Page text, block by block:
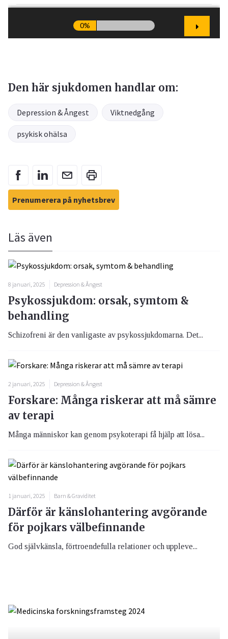
Den här sjukdomen handlar om:
Depression & Ångest Viktnedgång
psykisk ohälsa
Prenumerera på nyhetsbrev
Läs även
8 januari, 2025 Depression & Ångest
Psykossjukdom: orsak, symtom &
behandling
Schizofreni är den vanligaste av psykossjukdomarna. Det...
2 januari, 2025 Depression & Ångest
Forskare: Många riskerar att må sämre
av terapi
Många människor kan genom psykoterapi få hjälp att lösa...
1 januari, 2025 Barn & Graviditet
Därför är känslohantering avgörande
för pojkars välbefinnande
God självkänsla, förtroendefulla relationer och uppleve...